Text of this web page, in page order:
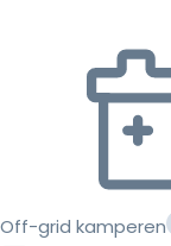
Off-grid kamperen